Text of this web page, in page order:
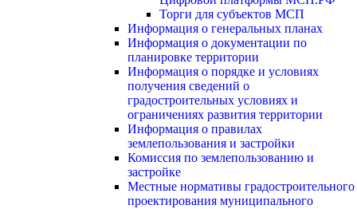
Торги для субъектов МСП
Информация о генеральных планах
Информация о документации по
планировке территории
Информация о порядке и условиях
получения сведений о
градостроительных условиях и
ограничениях развития территории
Информация о правилах
землепользования и застройки
Комиссия по землепользованию и
застройке
Местные нормативы градостроительного
проектирования муниципального